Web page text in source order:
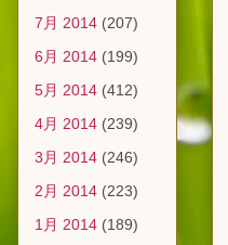
7月 2014 (207)
6月 2014 (199)
5月 2014 (412)
4月 2014 (239)
3月 2014 (246)
2月 2014 (223)
1月 2014 (189)